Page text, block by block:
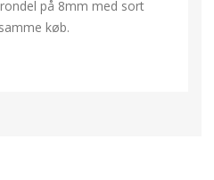
på 8mm med sort
køb.